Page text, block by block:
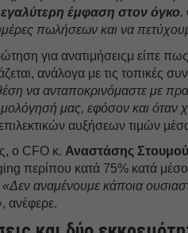
έμφαση στον όγκο.
πωλήσεων και να
για ανατιμήσειςμ είπε
ανάλογα με τις τοπικές
να ανταποκρινόμαστε με
μας, εφόσον και όταν
αυξήσεων τιμών
ο CFO κ. Αναστάσης
περίπου κατά 75% κατά μέσο
«Δεν αναμένουμε κάποια
, ανέφερε.